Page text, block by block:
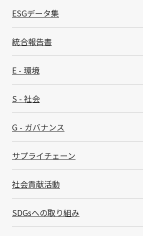
ESGデータ集
統合報告書
E - 環境
S - 社会
G - ガバナンス
サプライチェーン
社会貢献活動
SDGsへの取り組み
サプライチェーン
SDGsへの取り組み